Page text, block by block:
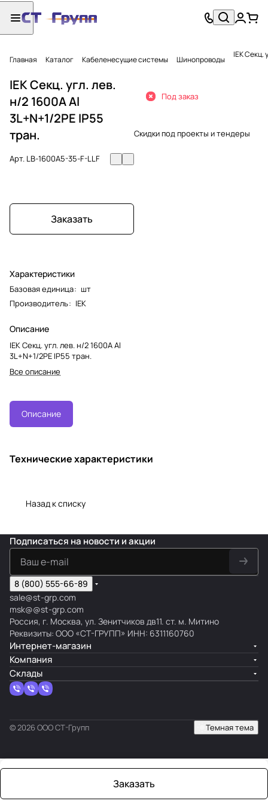
Главная Каталог Кабеленесущие системы Шинопроводы IEK Секц.
IEK Секц. угл. лев.
н/2 1600А Al
3L+N+1/2PE IP55
тран.
Арт. LB-1600A5-35-F-LLF
Заказать
Характеристики
Базовая единица: шт
Производитель: IEK
Описание
IEK Секц. угл. лев. н/2 1600А Al
3L+N+1/2PE IP55 тран.
Все описание
Под заказ
Скидки под проекты и тендеры
Описание
Технические характеристики
Назад к списку
Заказать
Подписаться на новости и акции
8 (800) 555-66-89
sale@st-grp.com
msk@@st-grp.com
Россия, г. Москва, ул. Зенитчиков дв11. ст. м. Митино
Реквизиты: ООО «СТ-ГРУПП» ИНН: 6311160760
Интернет-магазин
Компания
Склады
© 2026 ООО СТ-Групп Темная тема